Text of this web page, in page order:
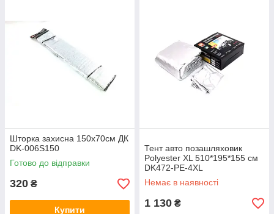
Шторка захисна 150x70см ДК
DK-006S150
Готово до відправки
320 ₴
Купити
Тент авто позашляховик
Polyester XL 510*195*155 см
DK472-PE-4XL
Немає в наявності
1 130 ₴